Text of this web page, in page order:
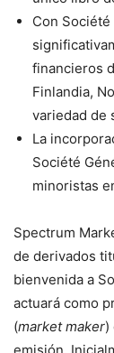
Con
financieros
Finlandia,
variedad de
La
Société
minoristas
Spectrum
de derivados
bienvenida a
actuará como
(market maker)